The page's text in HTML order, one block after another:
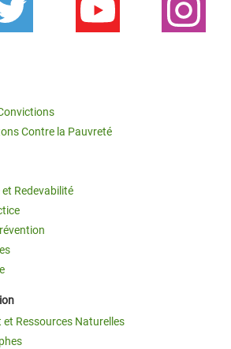
Contre la Pauvreté
Redevabilité
Ressources Naturelles